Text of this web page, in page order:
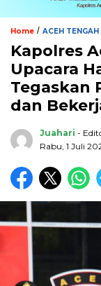
Home / ACEH TENGAH
Kapolres
Upacara
Tegaskan
dan
Juahari -
Rabu, 1 Juli